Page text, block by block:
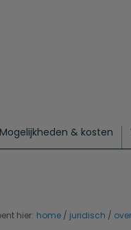
Mogelijkheden & kosten
hier: home juridisch